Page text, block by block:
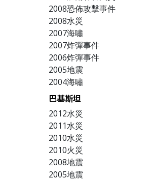
2008恐佈攻擊事件
2008水災
2007海嘯
2007炸彈事件
2006炸彈事件
2005地震
2004海嘯
巴基斯坦
2012水災
2011水災
2010水災
2010火災
2008地震
2005地震